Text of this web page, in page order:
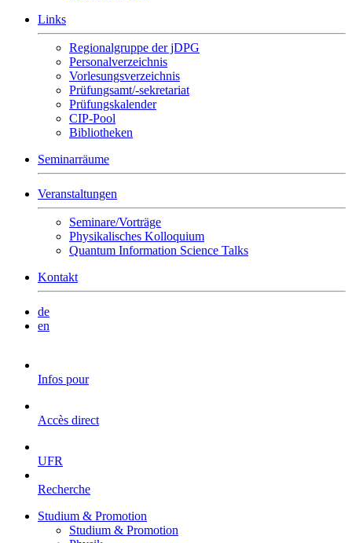
Links
Regionalgruppe der jDPG
Personalverzeichnis
Vorlesungsverzeichnis
Prüfungsamt/-sekretariat
Prüfungskalender
CIP-Pool
Bibliotheken
Seminarräume
Veranstaltungen
Seminare/Vorträge
Physikalisches Kolloquium
Quantum Information Science Talks
Kontakt
de
en
Infos pour
Accès direct
UFR
Recherche
Studium & Promotion
Studium & Promotion